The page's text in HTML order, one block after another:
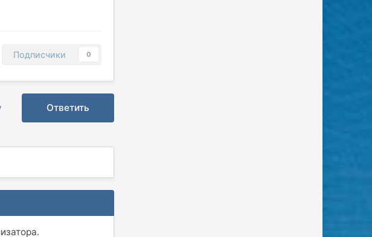
Подписчики 0
Ответить